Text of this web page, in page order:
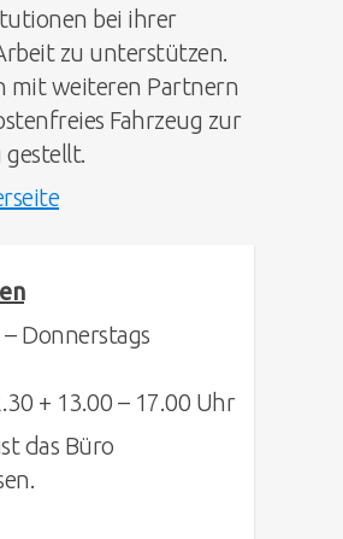
bei ihrer
zu unterstützen.
mit weiteren Partnern
Fahrzeug zur
Donnerstags
+ 13.00 – 17.00 Uhr
das Büro